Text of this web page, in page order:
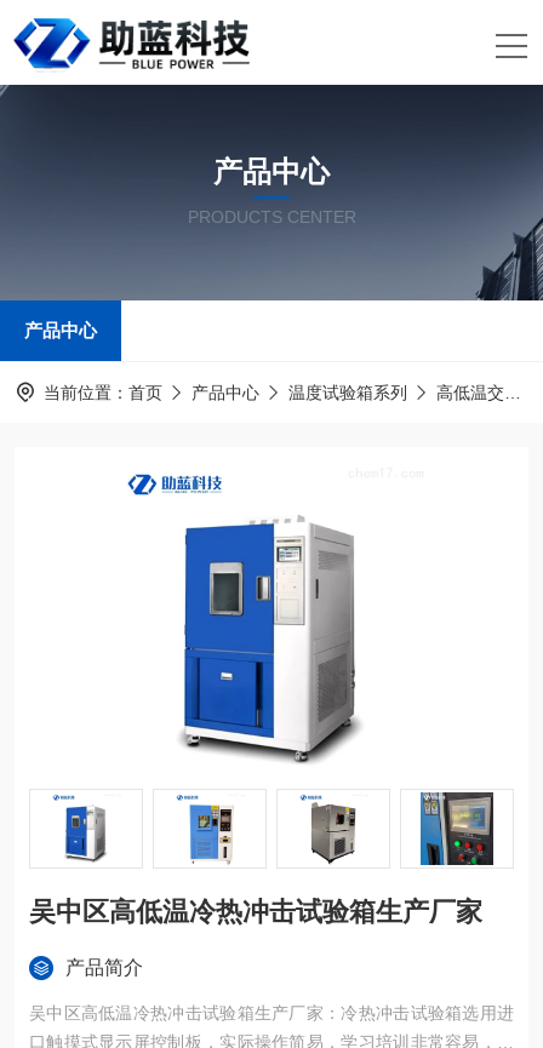
产品中心
PRODUCTS CENTER
产品中心
当前位置： 首页 产品中心 温度试验箱系列 高低温交变湿热试验箱
吴中区高低温冷热冲击试验箱生产厂家
产品简介
吴中区高低温冷热冲击试验箱生产厂家：冷热冲击试验箱选用进
口触摸式显示屏控制板，实际操作简易，学习培训非常容易，广